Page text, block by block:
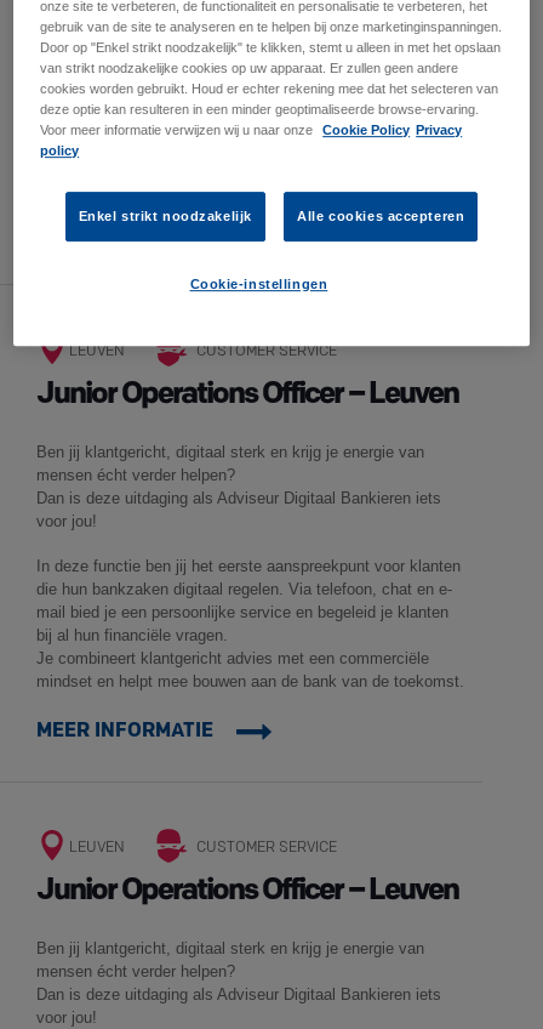
? Vous aimez le contact client, les défis commerciaux et
évoluer dans un environnement stimulant ? Ou vous
possédez déjà une première expérience dans le domaine et
souhaitez donner un nouvel élan à votre carrière ?
Rejoignez BNP Paribas Fortis, l’une des plus grandes
institutions financières en Belgique, et participez à une
MEER INFORMATIE
LEUVEN CUSTOMER SERVICE
Junior Operations Officer – Leuven
Ben jij klantgericht, digitaal sterk en krijg je energie van
mensen écht verder helpen?
Dan is deze uitdaging als Adviseur Digitaal Bankieren iets
voor jou!
In deze functie ben jij het eerste aanspreekpunt voor klanten
die hun bankzaken digitaal regelen. Via telefoon, chat en e-
mail bied je een persoonlijke service en begeleid je klanten
bij al hun financiële vragen.
Je combineert klantgericht advies met een commerciële
mindset en helpt mee bouwen aan de bank van de toekomst.
MEER INFORMATIE
LEUVEN CUSTOMER SERVICE
Junior Operations Officer – Leuven
Ben jij klantgericht, digitaal sterk en krijg je energie van
mensen écht verder helpen?
Dan is deze uitdaging als Adviseur Digitaal Bankieren iets
voor jou!
onze site te verbeteren, de functionaliteit en personalisatie te verbeteren, het
gebruik van de site te analyseren en te helpen bij onze marketinginspanningen.
Door op "Enkel strikt noodzakelijk" te klikken, stemt u alleen in met het opslaan
van strikt noodzakelijke cookies op uw apparaat. Er zullen geen andere
cookies worden gebruikt. Houd er echter rekening mee dat het selecteren van
deze optie kan resulteren in een minder geoptimaliseerde browse-ervaring.
Voor meer informatie verwijzen wij u naar onze
Cookie Policy Privacy
policy
Enkel strikt noodzakelijk Alle cookies accepteren
Cookie-instellingen